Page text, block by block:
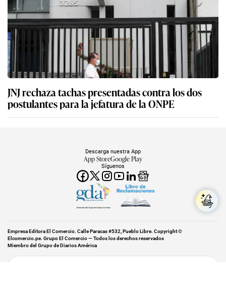
JNJ rechaza tachas presentadas contra los dos
postulantes para la jefatura de la ONPE
Síguenos
Descarga nuestra App
App StoreGoogle Play
Miembro del Grupo de Diarios América
Empresa Editora El Comercio. Calle Paracas #532, Pueblo Libre. Copyright ©
Elcomercio.pe. Grupo El Comercio — Todos los derechos reservados
Miembro del Grupo de Diarios América